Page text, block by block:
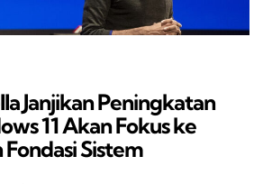
Janjikan Peningkatan
11 Akan Fokus ke
Sistem